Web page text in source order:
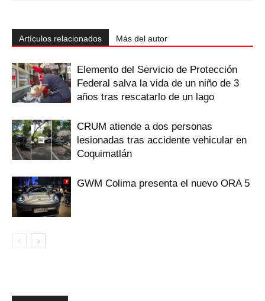
Artículos relacionados Más del autor
Elemento del Servicio de Protección
Federal salva la vida de un niño de 3
años tras rescatarlo de un lago
CRUM atiende a dos personas
lesionadas tras accidente vehicular en
Coquimatlán
GWM Colima presenta el nuevo ORA 5